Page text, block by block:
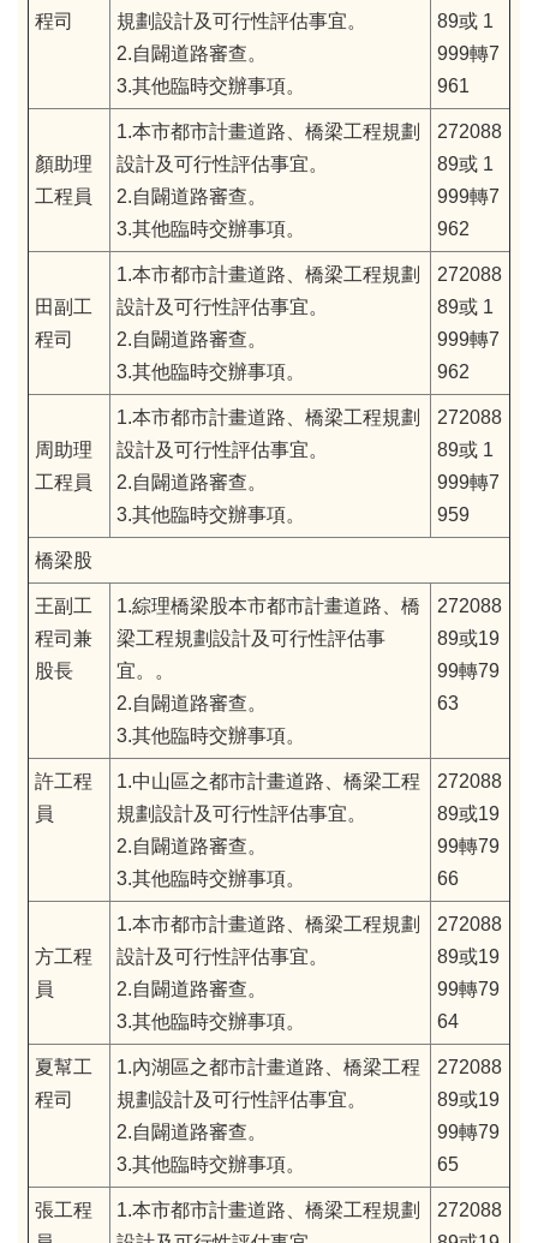
程司
規劃設計及可行性評估事宜。
2.自闢道路審查。
3.其他臨時交辦事項。
89或 1
999轉7
961
顏助理
工程員
1.本市都市計畫道路、橋梁工程規劃
設計及可行性評估事宜。
2.自闢道路審查。
3.其他臨時交辦事項。
272088
89或 1
999轉7
962
田副工
程司
1.本市都市計畫道路、橋梁工程規劃
設計及可行性評估事宜。
2.自闢道路審查。
3.其他臨時交辦事項。
272088
89或 1
999轉7
962
周助理
工程員
1.本市都市計畫道路、橋梁工程規劃
設計及可行性評估事宜。
2.自闢道路審查。
3.其他臨時交辦事項。
272088
89或 1
999轉7
959
橋梁股
王副工
程司兼
股長
1.綜理橋梁股本市都市計畫道路、橋
梁工程規劃設計及可行性評估事
宜。。
2.自闢道路審查。
3.其他臨時交辦事項。
272088
89或19
99轉79
63
許工程
員
1.中山區之都市計畫道路、橋梁工程
規劃設計及可行性評估事宜。
2.自闢道路審查。
3.其他臨時交辦事項。
272088
89或19
99轉79
66
方工程
員
1.本市都市計畫道路、橋梁工程規劃
設計及可行性評估事宜。
2.自闢道路審查。
3.其他臨時交辦事項。
272088
89或19
99轉79
64
夏幫工
程司
1.內湖區之都市計畫道路、橋梁工程
規劃設計及可行性評估事宜。
2.自闢道路審查。
3.其他臨時交辦事項。
272088
89或19
99轉79
65
張工程
1.本市都市計畫道路、橋梁工程規劃
272088